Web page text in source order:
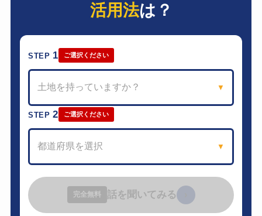
活用法は？
STEP 1 ご選択ください
土地を持っていますか？ ▼
STEP2 ご選択ください
都道府県を選択 ▼
完全無料 話を聞いてみる